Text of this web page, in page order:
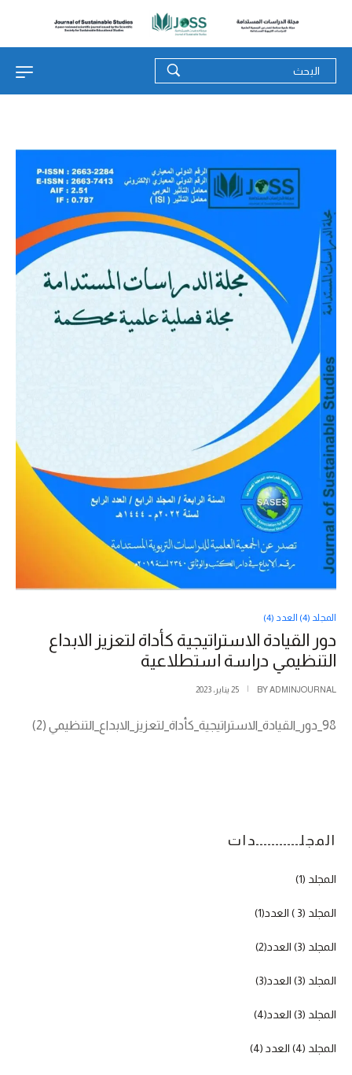
المجلـــــــــــدات
المجلد (1)
المجلد (3 ) العدد(1)
المجلد (3) العدد(2)
المجلد (3) العدد(3)
المجلد (3) العدد(4)
المجلد (4) العدد (4)
المجلد (4) العدد (4)
دور القيادة الاستراتيجية كأداة لتعزيز الابداع
التنظيمي دراسة استطلاعية
BYADMINJOURNAL 25 يناير، 2023
98_دور_القيادة_الاستراتيجية_كأداة_لتعزيز_الابداع_التنظيمي (2)